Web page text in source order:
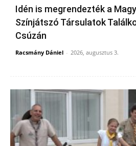
Idén is megrendezték a
Színjátszó Társulatok
Csúzán
Racsmány Dániel - 2026, augusztus 3.